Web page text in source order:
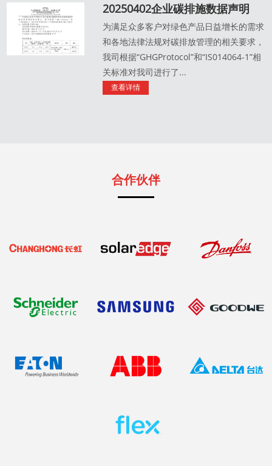
20250402企业碳排施数据声明
为满足众多客户对绿色产品日益增长的需求
和各地法律法规对碳排放管理的相关要求，
我司根据“GHGProtocol”和“IS014064-1”相
关标准对我司进行了...
查看详情
合作伙伴